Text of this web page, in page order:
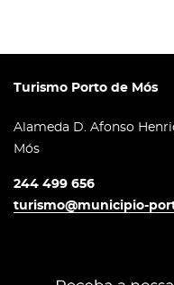
Turismo Porto de Mós
Alameda D. Afonso
Mós
244 499 656
turismo@municipio-